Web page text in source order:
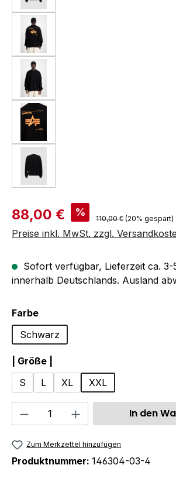
Verkaufspreis:
88,00 € % Regulärer Preis:
110,00 € (20% gespart)
Preise inkl. MwSt. zzgl.
Sofort verfügbar, Lieferzeit ca. 3-
innerhalb Deutschlands. Ausland
Farbeauswählen
Schwarz
| Größe |
S
L XL XXL
Produkt Anzahl: Gib den
In den
Zum Merkzettel hinzufügen
Produktnummer: 146304-03-4